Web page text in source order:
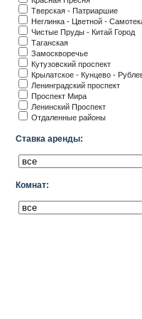
Тверская - Патриаршие
Неглинка - Цветной -
Чистые Пруды - Китай Город
Таганская
Замоскворечье
Кутузовский проспект
Крылатское - Кунцево -
Ленинградский проспект
Проспект Мира
Ленинский Проспект
Отдаленные районы
Ставка аренды:
Комнат: